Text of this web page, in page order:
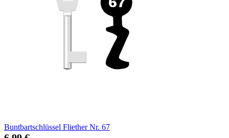
Buntbartschlüssel Fliether Nr. 67